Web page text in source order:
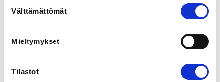
valinta
Välttämättömät
Mieltymykset
Tilastot
Yleisurheilu